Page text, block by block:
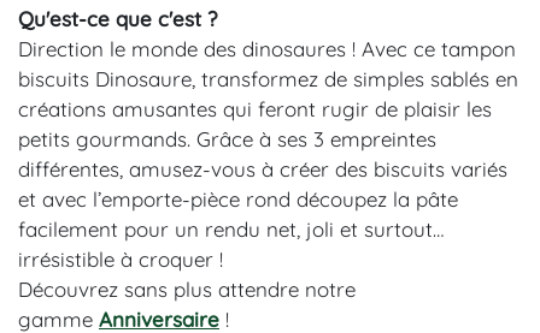
Qu'est-ce que c'est ?
Direction le monde des dinosaures ! Avec ce tampon
biscuits Dinosaure, transformez de simples sablés en
créations amusantes qui feront rugir de plaisir les
petits gourmands. Grâce à ses 3 empreintes
différentes, amusez-vous à créer des biscuits variés
et avec l’emporte-pièce rond découpez la pâte
facilement pour un rendu net, joli et surtout…
irrésistible à croquer !
Découvrez sans plus attendre notre
gamme Anniversaire !